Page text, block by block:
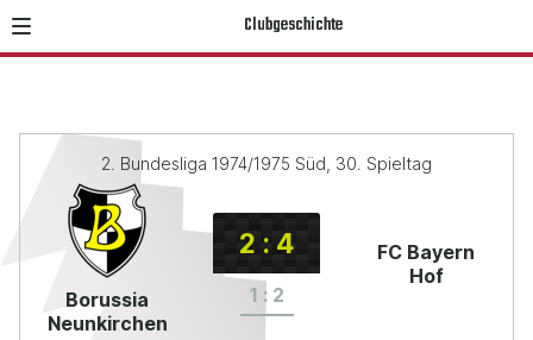
Clubgeschichte
2. Bundesliga 1974/1975 Süd, 30. Spieltag
Borussia
Neunkirchen
2 : 4
1 : 2
FC Bayern
Hof